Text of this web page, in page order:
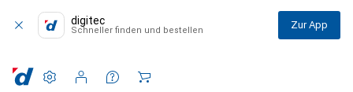
digitec
Schneller finden und bestellen Zur App
Einstellungen
Kundenkonto
Vergleichslisten
Merklisten
Warenkorb